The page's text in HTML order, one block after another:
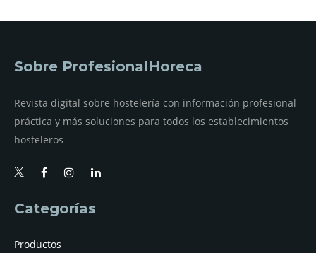
Sobre ProfesionalHoreca
Revista digital sobre hostelería con información profesional
práctica y más soluciones para todos los establecimientos
hosteleros
Categorías
Productos